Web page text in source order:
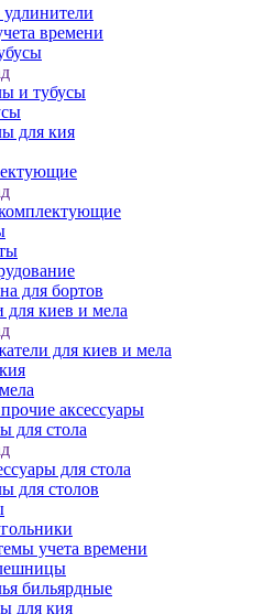
времени
и тубусы
для кия
для бортов
для киев и мела
для киев и мела
аксессуары
для стола
для стола
для столов
учета времени
бильярдные
для кия